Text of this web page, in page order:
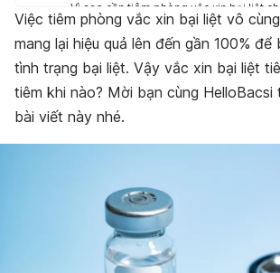
Vì sao cần tiêm phòng vắc xin bại liệt
Ưu, nhược điểm của vắc xin bại liệt
Các loại vắc xin bại liệt cho trẻ em và
Tác dụng phụ thường gặp sau chủng
Vắc xin bại liệt giá bao nhiêu?
Tiêm phòng bại liệt cho trẻ ở đâu?
Kết luận
Việc tiêm phòng vắc xin bại liệt vô
mang lại hiệu quả lên đến gần 100%
tình trạng bại liệt. Vậy vắc xin bại liệt
tiêm khi nào? Mời bạn cùng HelloBacsi
bài viết này nhé.